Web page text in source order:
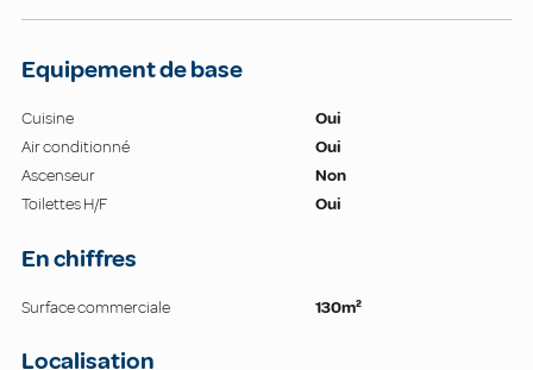
Equipement de base
Cuisine
Oui
Air conditionné
Oui
Ascenseur
Non
Toilettes H/F
Oui
En chiffres
Surface commerciale 130m²
Localisation